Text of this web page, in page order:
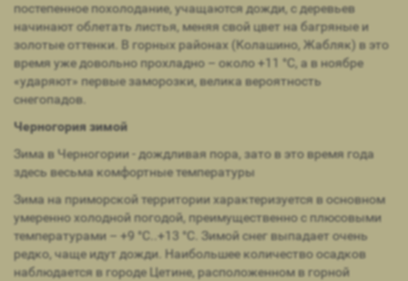
постепенное похолодание, учащаются дожди, с деревьев
начинают облетать листья, меняя свой цвет на багряные и
золотые оттенки. В горных районах (Колашино, Жабляк) в это
время уже довольно прохладно – около +11 °С, а в ноябре
«ударяют» первые заморозки, велика вероятность
снегопадов.
Черногория зимой
Зима в Черногории - дождливая пора, зато в это время года
здесь весьма комфортные температуры
Зима на приморской территории характеризуется в основном
умеренно холодной погодой, преимущественно с плюсовыми
температурами – +9 °С..+13 °С. Зимой снег выпадает очень
редко, чаще идут дожди. Наибольшее количество осадков
наблюдается в городе Цетине, расположенном в горной